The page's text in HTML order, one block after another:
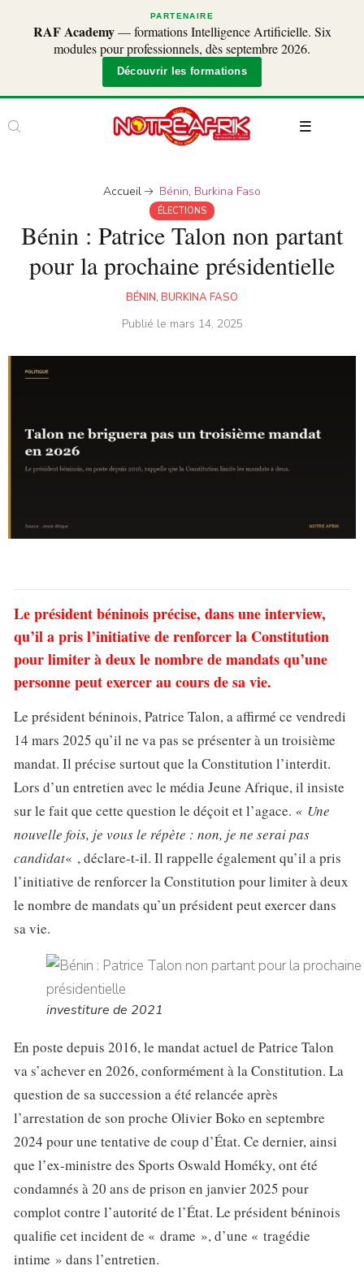
PARTENAIRE
RAF Academy— formations Intelligence Artificielle. Six
modules pour professionnels, dès septembre 2026.
Découvrir les formations
Accueil Bénin, Burkina Faso
ÉLECTIONS
Bénin : Patrice Talon non partant
pour la prochaine présidentielle
BÉNIN, BURKINA FASO
Publié le mars 14, 2025
Le président béninois précise, dans une interview,
qu’il a pris l’initiative de renforcer la Constitution
pour limiter à deux le nombre de mandats qu’une
personne peut exercer au cours de sa vie.
Le président béninois, Patrice Talon, a affirmé ce vendredi
14 mars 2025 qu’il ne va pas se présenter à un troisième
mandat. Il précise surtout que la Constitution l’interdit.
Lors d’un entretien avec le média Jeune Afrique, il insiste
sur le fait que cette question le déçoit et l’agace. « Une
nouvelle fois, je vous le répète : non, je ne serai pas
candidat« , déclare-t-il. Il rappelle également qu’il a pris
l’initiative de renforcer la Constitution pour limiter à deux
le nombre de mandats qu’un président peut exercer dans
sa vie.
investiture de 2021
En poste depuis 2016, le mandat actuel de Patrice Talon
va s’achever en 2026, conformément à la Constitution. La
question de sa succession a été relancée après
l’arrestation de son proche Olivier Boko en septembre
2024 pour une tentative de coup d’État. Ce dernier, ainsi
que l’ex-ministre des Sports Oswald Homéky, ont été
condamnés à 20 ans de prison en janvier 2025 pour
complot contre l’autorité de l’État. Le président béninois
qualifie cet incident de « drame », d’une « tragédie
intime » dans l’entretien.